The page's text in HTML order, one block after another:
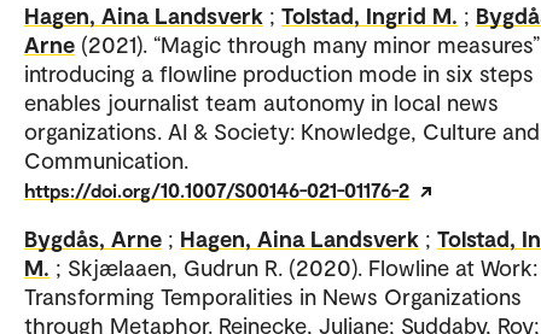
Hagen, Aina Landsverk ; Tolstad, Ingrid M. ;
Arne (2021). “Magic through many minor
introducing a flowline production mode in six steps
enables journalist team autonomy in local news
organizations. AI & Society: Knowledge, Culture and
Communication.
https://doi.org/10.1007/S00146-021-01176-2
Bygdås, Arne ; Hagen, Aina Landsverk ; Tolstad,
M. ; Skjælaaen, Gudrun R. (2020). Flowline at Work:
Transforming Temporalities in News Organizations
through Metaphor. Reinecke, Juliane; Suddaby, Roy;